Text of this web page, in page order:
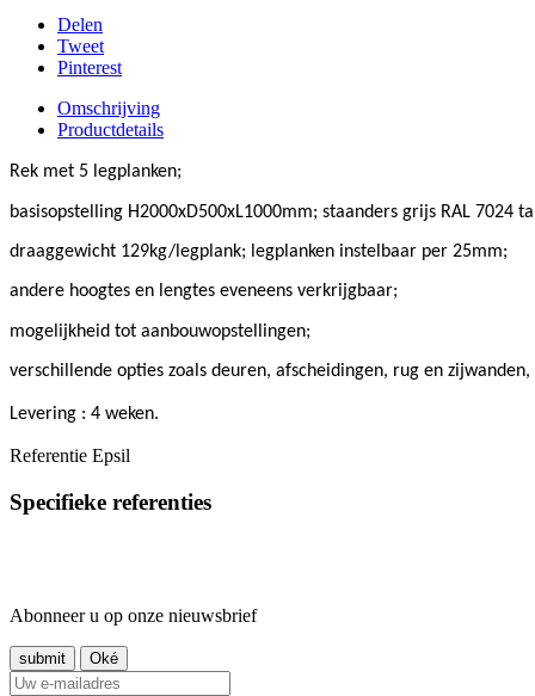
Delen
Tweet
Pinterest
Omschrijving
Productdetails
Rek met 5 legplanken;
basisopstelling H2000xD500xL1000mm; staanders grijs RAL 7024
draaggewicht 129kg/legplank; legplanken instelbaar per 25mm;
andere hoogtes en lengtes eveneens verkrijgbaar;
mogelijkheid tot aanbouwopstellingen;
verschillende opties zoals deuren, afscheidingen, rug en
Levering : 4 weken.
Referentie Epsil
Specifieke referenties
Abonneer u op onze nieuwsbrief